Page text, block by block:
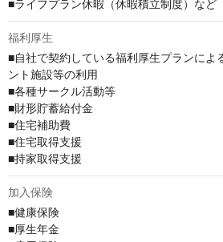
■ライフプラン休暇（休暇積立制度）など
福利厚生
■自社で契約している福利厚生プランによ
ント施設等の利用
■各種サークル活動等
■財形貯蓄給付金
■住宅補助費
■住宅取得支援
■持家取得支援
加入保険
■健康保険
■厚生年金